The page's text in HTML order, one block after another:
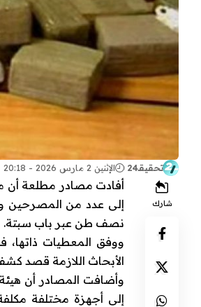
تحقيقـ24 الإثنين 2 مارس 2026 - 20:18
شارك
أفادت مصادر مطلعة أن
إلى عدد من المصرحين
نصف طن عبر باب سبتة.
ووفق المعطيات ذاتها،
الأبحاث اللازمة قصد
إلى أجهزة مختلفة